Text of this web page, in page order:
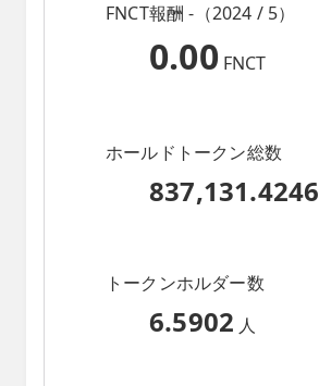
FNCT報酬 -（2024 / 5）
0.00 FNCT
ホールドトークン総数
837,131.4246
トークンホルダー数
6.5902 人